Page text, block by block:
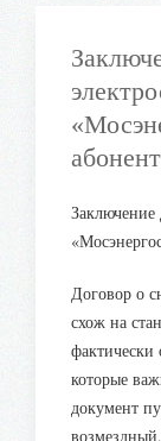
Заключение
Договор о
схож на
которые
документ